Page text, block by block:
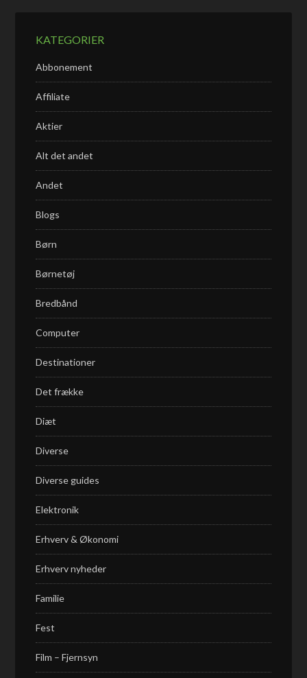
KATEGORIER
Abbonement
Affiliate
Aktier
Alt det andet
Andet
Blogs
Børn
Børnetøj
Bredbånd
Computer
Destinationer
Det frække
Diæt
Diverse
Diverse guides
Elektronik
Erhverv & Økonomi
Erhverv nyheder
Familie
Fest
Film – Fjernsyn